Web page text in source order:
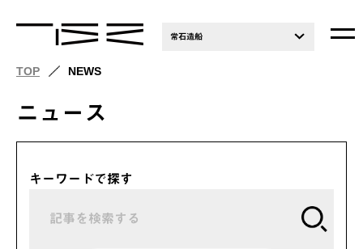
常石造船
TOP NEWS
ニュース
キーワードで探す